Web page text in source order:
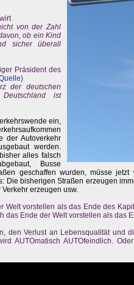
von der Zahl
ob ein Kind
sicher überall
Präsident des
)
der deutschen
ist
ein,
der Autoverkehr
werden.
alles falsch
Busse
geschaffen wurden, müsse
Die bisherigen Straßen erzeugen
erzeugen usw.
Welt vorstellen als das Ende des
das Ende der Welt vorstellen als das
den Verlust an Lebensqualität und
AUTOmatisch AUTOfeindlich.